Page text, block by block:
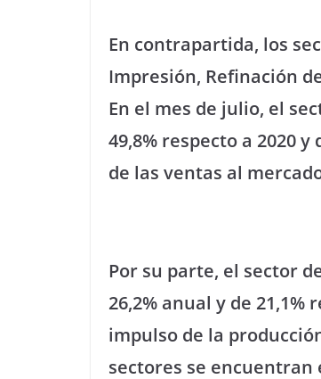
En contrapartida, los
Impresión, Refinación
En el mes de julio, el
49,8% respecto a 2020
de las ventas al
Por su parte, el sector
26,2% anual y de
impulso de la
sectores se encuentran